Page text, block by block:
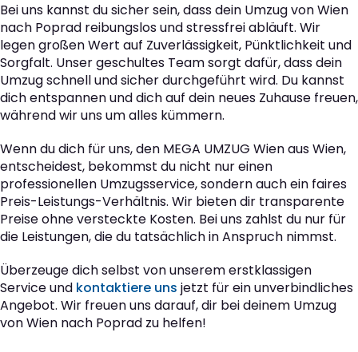
Bei uns kannst du sicher sein, dass dein Umzug von Wien
nach Poprad reibungslos und stressfrei abläuft. Wir
legen großen Wert auf Zuverlässigkeit, Pünktlichkeit und
Sorgfalt. Unser geschultes Team sorgt dafür, dass dein
Umzug schnell und sicher durchgeführt wird. Du kannst
dich entspannen und dich auf dein neues Zuhause freuen,
während wir uns um alles kümmern.
Wenn du dich für uns, den MEGA UMZUG Wien aus Wien,
entscheidest, bekommst du nicht nur einen
professionellen Umzugsservice, sondern auch ein faires
Preis-Leistungs-Verhältnis. Wir bieten dir transparente
Preise ohne versteckte Kosten. Bei uns zahlst du nur für
die Leistungen, die du tatsächlich in Anspruch nimmst.
Überzeuge dich selbst von unserem erstklassigen
Service und kontaktiere uns jetzt für ein unverbindliches
Angebot. Wir freuen uns darauf, dir bei deinem Umzug
von Wien nach Poprad zu helfen!